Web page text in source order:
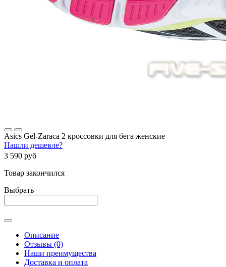
Asics Gel-Zaraca 2 кроссовки для бега женские
Нашли дешевле?
3 590 руб
Товар закончился
Выбрать
Описание
Отзывы (0)
Наши преимущества
Доставка и оплата